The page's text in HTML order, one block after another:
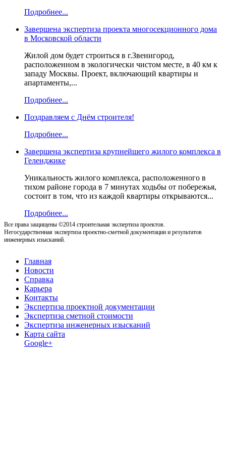
Подробнее...
Завершена экспертиза проекта многосекционного дома
в Московской области
Жилой дом будет строиться в г.Звенигород,
расположенном в экологически чистом месте, в 40 км к
западу Москвы. Проект, включающий квартиры и
апартаменты,...
Подробнее...
Поздравляем с Днём строителя!
Подробнее...
Завершена экспертиза крупнейшего жилого комплекса в
Геленджике
Уникальность жилого комплекса, расположенного в
тихом районе города в 7 минутах ходьбы от побережья,
состоит в том, что из каждой квартиры открываются...
Подробнее...
Все права защищены ©2014 строительная экспертиза проектов.
Негосударственная экспертиза проектно-сметной документации и результатов
инженерных изысканий.
Главная
Новости
Справка
Карьера
Контакты
Экспертиза проектной документации
Экспертиза сметной стоимости
Экспертиза инженерных изысканий
Карта сайта
Google+